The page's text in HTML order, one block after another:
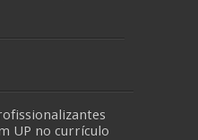
UP no currículo